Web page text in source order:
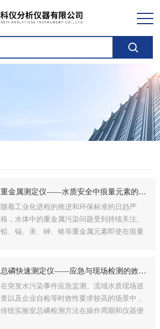
重金属测定仪——水质安全中痕量元素的监测防线
随着工业化进程的推进和环保标准的日趋严
格，水体中的重金属污染问题受到持续关注。
铅、镉、汞、砷、铬等重金属元素即使在痕量
属测定仪作为专门用于水中痕量重金属元素定
量...
总磷快速测定仪——应急与现场检测的效率保障
在突发水污染事件应急监测、流域水质现场巡
查以及企业自检等时效性要求较高的场景中，
传统实验室总磷检测方法在操作周期和仪器便